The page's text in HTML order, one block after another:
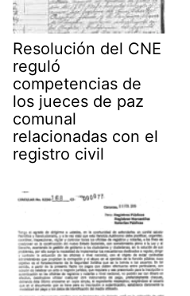
Resolución del CNE
reguló
competencias de
los jueces de paz
comunal
relacionadas con el
registro civil